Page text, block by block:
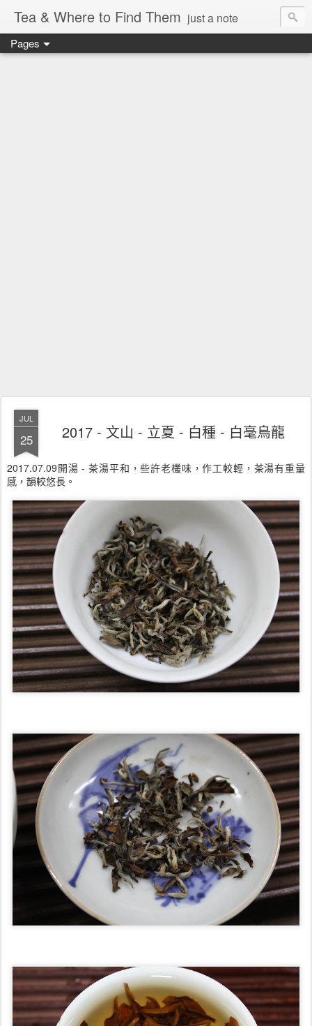
Tea & Where to Find Them just a note
Pages
JUL
25 2017 - 文山 - 立夏 - 白種 - 白毫烏龍
2017.07.09開湯 - 茶湯平和，些許老欉味，作工較輕，茶湯有重量
感，韻較悠長。